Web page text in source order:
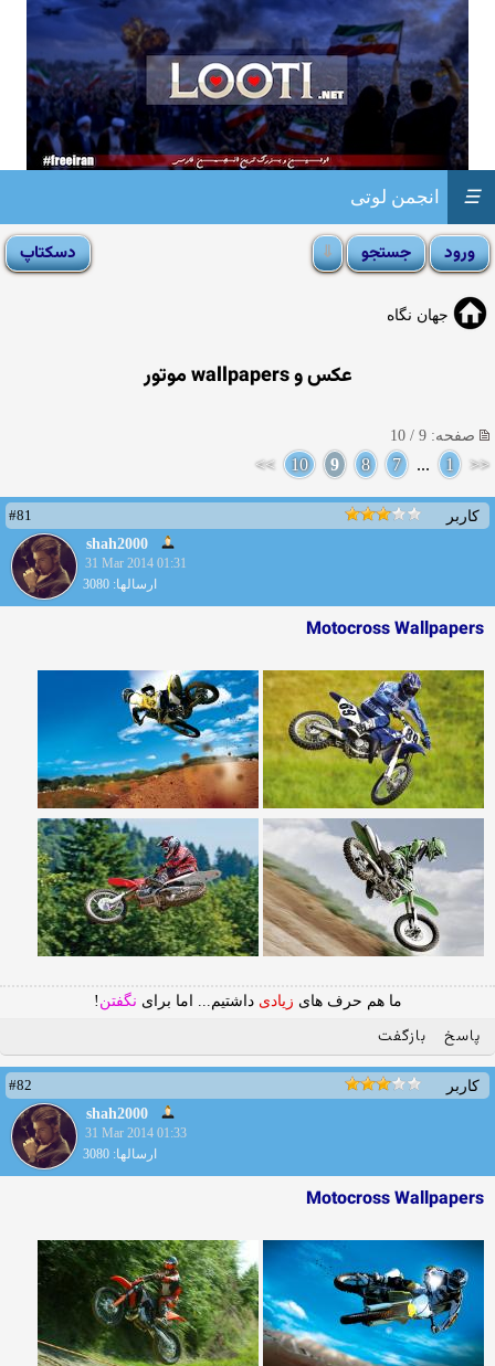
انجمن لوتی ☰
جهان نگاه
عكس و wallpapers موتور
صفحه: 9 / 10
<<
1
...
7
8
9
10
>>
کاربر
#81
shah2000
31 Mar 2014 01:31
ارسالها: 3080
Motocross Wallpapers
ما هم حرف های زیادی داشتیم... اما برای نگفتن !
پاسخ بازگفت
کاربر
#82
shah2000
31 Mar 2014 01:33
ارسالها: 3080
Motocross Wallpapers